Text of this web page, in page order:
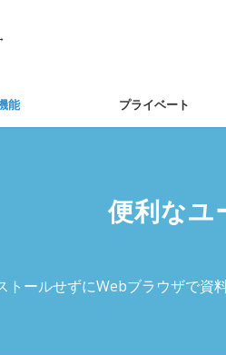
能 プライベート
便利なユ
トールせずにWebブラウザで資